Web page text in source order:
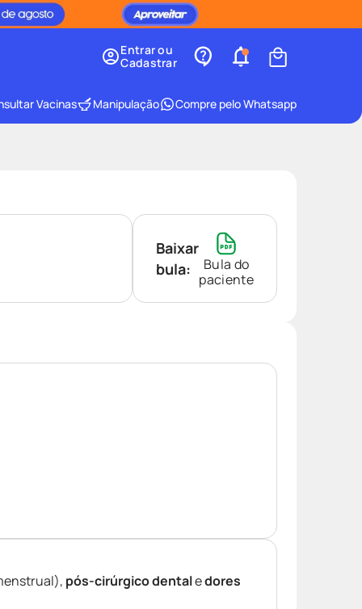
Entrar ou
Cadastrar
Vacinas Manipulação Compre pelo Whatsapp
Baixar
bula:
Bula do
paciente
pós-cirúrgico dentaledores